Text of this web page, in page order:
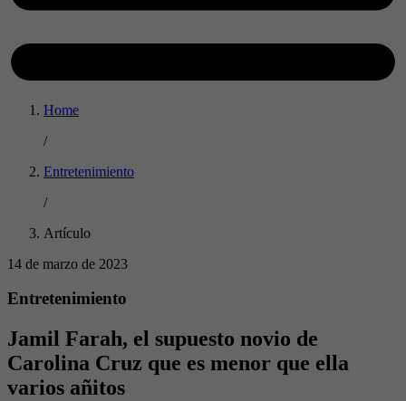
Home
/
Entretenimiento
/
Artículo
14 de marzo de 2023
Entretenimiento
Jamil Farah, el supuesto novio de
Carolina Cruz que es menor que ella
varios añitos